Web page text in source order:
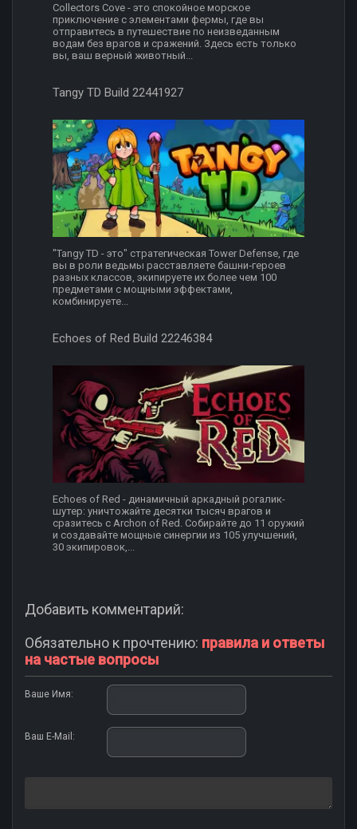
Collectors Cove - это спокойное морское
приключение с элементами фермы, где вы
отправитесь в путешествие по неизведанным
водам без врагов и сражений. Здесь есть только
вы, ваш верный животный...
Tangy TD Build 22441927
"Tangy TD - это" стратегическая Tower Defense, где
вы в роли ведьмы расставляете башни‑героев
разных классов, экипируете их более чем 100
предметами с мощными эффектами,
комбинируете...
Echoes of Red Build 22246384
Echoes of Red - динамичный аркадный рогалик-
шутер: уничтожайте десятки тысяч врагов и
сразитесь с Archon of Red. Собирайте до 11 оружий
и создавайте мощные синергии из 105 улучшений,
30 экипировок,...
Добавить комментарий:
Обязательно к прочтению: правила и ответы
на частые вопросы
Ваше Имя:
Ваш E-Mail: